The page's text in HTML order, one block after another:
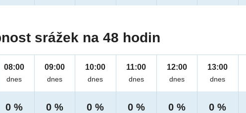
srážek na 48 hodin
08:00
dnes
0 %
09:00
dnes
0 %
10:00
dnes
0 %
11:00
dnes
0 %
12:00
dnes
0 %
13:00
dnes
0 %